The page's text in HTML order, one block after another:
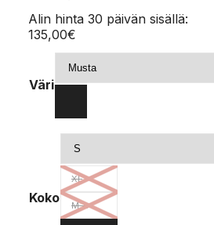
Alin hinta 30 päivän sisällä:
135,00€
Väri
Koko
XL
M-L